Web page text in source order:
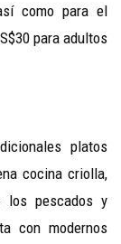
como para el
para adultos
platos
cocina criolla,
los pescados y
con modernos